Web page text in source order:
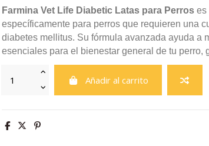
Farmina Vet Life Diabetic Latas para Perros es
específicamente para perros que requieren una
diabetes mellitus. Su fórmula avanzada ayuda a
esenciales para el bienestar general de tu
Añadir al carrito